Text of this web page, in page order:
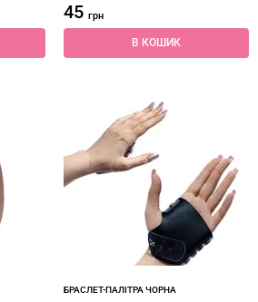
45 грн
В КОШИК
БРАСЛЕТ-ПАЛІТРА ЧОРНА